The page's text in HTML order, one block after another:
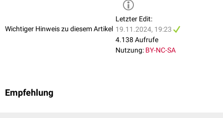
Wichtiger Hinweis zu diesem Artikel
Letzter Edit:
19.11.2024, 19:23
4.138 Aufrufe
Nutzung: BY-NC-SA
Empfehlung